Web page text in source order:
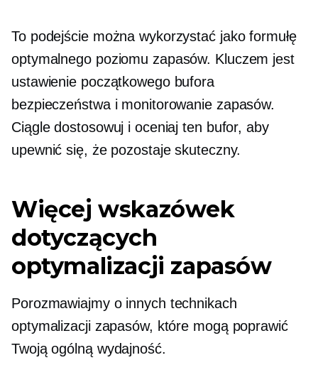
To podejście można wykorzystać jako formułę
optymalnego poziomu zapasów. Kluczem jest
ustawienie początkowego bufora
bezpieczeństwa i monitorowanie zapasów.
Ciągle dostosowuj i oceniaj ten bufor, aby
upewnić się, że pozostaje skuteczny.
Więcej wskazówek
dotyczących
optymalizacji zapasów
Porozmawiajmy o innych technikach
optymalizacji zapasów, które mogą poprawić
Twoją ogólną wydajność.